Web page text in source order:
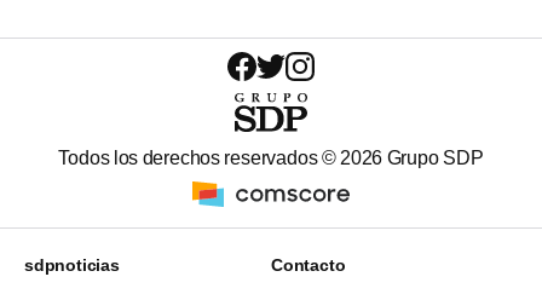
Todos los derechos reservados © 2026 Grupo SDP
sdpnoticias Contacto